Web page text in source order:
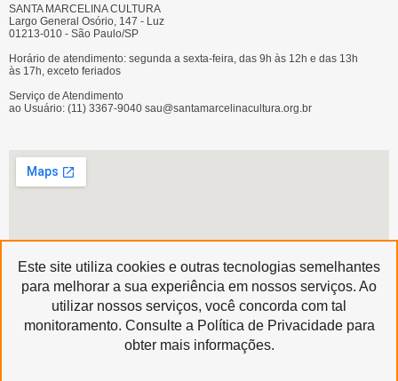
SANTA MARCELINA CULTURA
Largo General Osório, 147 - Luz
01213-010 - São Paulo/SP
Horário de atendimento: segunda a sexta-feira, das 9h às 12h e das 13h
às 17h, exceto feriados
Serviço de Atendimento
ao Usuário: (11) 3367-9040 sau@santamarcelinacultura.org.br
Produzido por
Copyright © 2020 | Santa Marcelina Cultura • Todos os Direitos Reservados
Este site utiliza cookies e outras tecnologias semelhantes
para melhorar a sua experiência em nossos serviços. Ao
utilizar nossos serviços, você concorda com tal
monitoramento. Consulte a Política de Privacidade para
obter mais informações.